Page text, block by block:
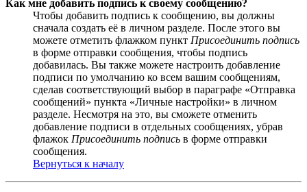
Как мне добавить подпись к своему сообщению?
Чтобы добавить подпись к сообщению, вы должны
сначала создать её в личном разделе. После этого вы
можете отметить флажком пункт Присоединить подпись
в форме отправки сообщения, чтобы подпись
добавилась. Вы также можете настроить добавление
подписи по умолчанию ко всем вашим сообщениям,
сделав соответствующий выбор в параграфе «Отправка
сообщений» пункта «Личные настройки» в личном
разделе. Несмотря на это, вы сможете отменить
добавление подписи в отдельных сообщениях, убрав
флажок Присоединить подпись в форме отправки
сообщения.
Вернуться к началу